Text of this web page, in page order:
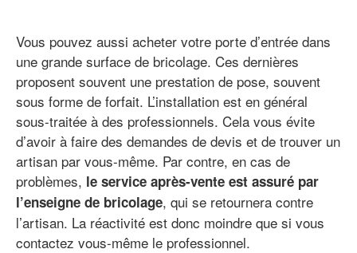
Vous pouvez aussi acheter votre porte d’entrée dans
une grande surface de bricolage. Ces dernières
proposent souvent une prestation de pose, souvent
sous forme de forfait. L’installation est en général
sous-traitée à des professionnels. Cela vous évite
d’avoir à faire des demandes de devis et de trouver un
artisan par vous-même. Par contre, en cas de
problèmes, le service après-vente est assuré par
l’enseigne de bricolage, qui se retournera contre
l’artisan. La réactivité est donc moindre que si vous
contactez vous-même le professionnel.